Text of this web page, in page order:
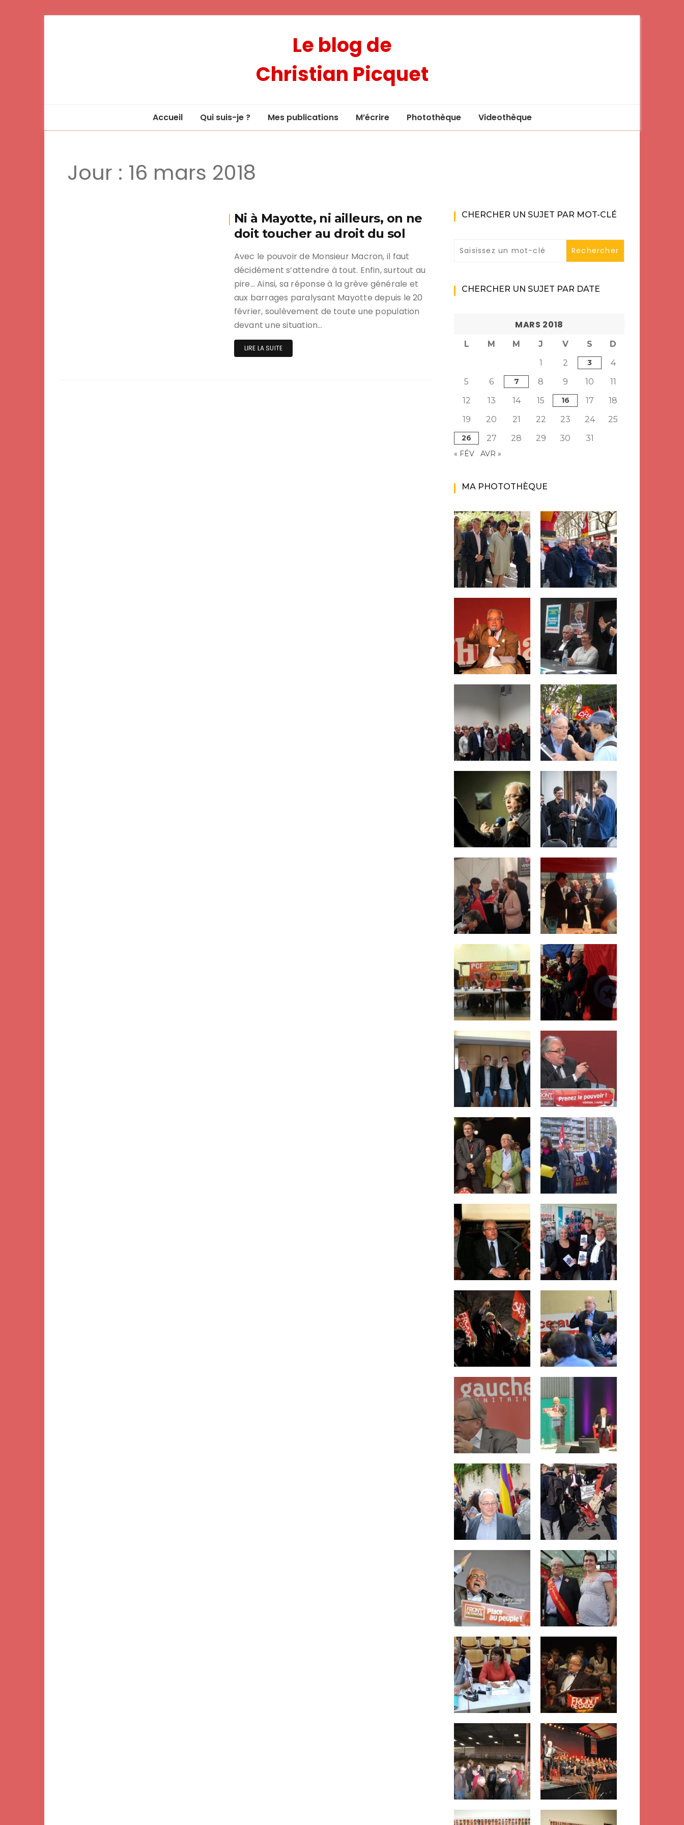
Le blog de
Christian Picquet
Accueil Qui suis-je ? Mes publications M’écrire Photothèque Videothèque
Jour : 16 mars 2018
Ni à Mayotte, ni ailleurs, on ne
doit toucher au droit du sol
Avec le pouvoir de Monsieur Macron, il faut
décidément s’attendre à tout. Enfin, surtout au
pire… Ainsi, sa réponse à la grève générale et
aux barrages paralysant Mayotte depuis le 20
février, soulèvement de toute une population
devant une situation…
LIRE LA SUITE
CHERCHER UN SUJET PAR MOT-CLÉ
CHERCHER UN SUJET PAR DATE
MARS 2018
L M M J V S
D
1
2 3
4
5
6 7 8 9 10
11
12
13 14 15 16 17
18
19
20 21 22 23 24 25
26 27 28 29 30 31
« FÉV AVR »
MA PHOTOTHÈQUE